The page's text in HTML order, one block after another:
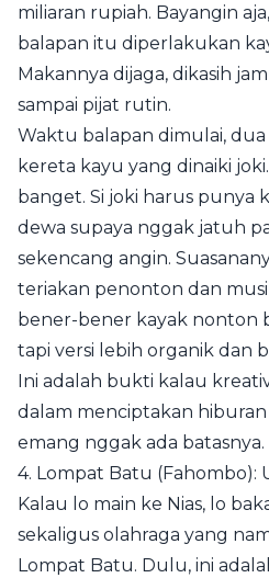
miliaran rupiah. Bayangin
balapan itu diperlakukan
Makannya dijaga, dikasih
sampai pijat rutin.
Waktu balapan dimulai,
kereta kayu yang dinaiki
banget. Si joki harus punya
dewa supaya nggak jatuh
sekencang angin.
teriakan penonton dan
bener-bener kayak nonton
tapi versi lebih organik dan
Ini adalah bukti kalau
dalam menciptakan
emang nggak ada batasnya.
4. Lompat Batu (Fahombo):
Kalau lo main ke Nias, lo
sekaligus olahraga yang
Lompat Batu. Dulu, ini